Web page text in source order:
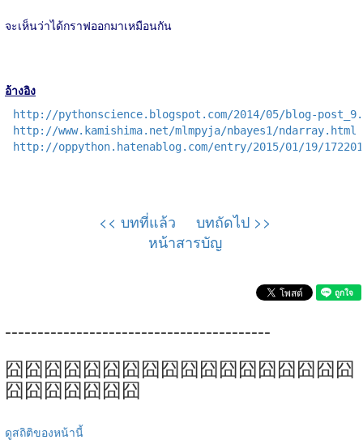
จะเห็นว่าได้กราฟออกมาเหมือนกัน
อ้างอิง
http://pythonscience.blogspot.com/2014/05/blog-
http://www.kamishima.net/mlmpyja/nbayes1/ndarray.html
http://oppython.hatenablog.com/entry/2015/01/19/172201
<< บทที่แล้ว
บทถัดไป >>
หน้าสารบัญ
-----------------------------------------
囧囧囧囧囧囧囧囧囧囧囧囧囧囧囧囧囧囧
囧囧囧囧囧囧囧
ดูสถิติของหน้านี้